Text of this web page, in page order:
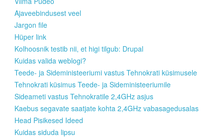
Ajaveebindusest veel
Jargon file
Hüper link
Kolhoosnik testib nii, et higi tilgub: Drupal
Kuidas valida weblogi?
Teede- ja Sideministeeriumi vastus Tehnokrati küsimusele
Tehnokrati küsimus Teede- ja Sideministeeriumile
Sideameti vastus Tehnokratile 2,4GHz asjus
Kaebus segavate saatjate kohta 2,4GHz vabasagedusalas
Head Pisikesed Ideed
Kuidas siduda lipsu